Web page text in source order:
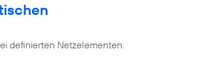
definierten Netzelementen.